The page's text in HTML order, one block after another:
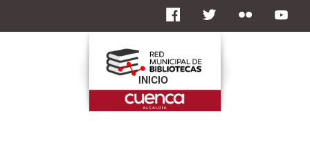
INICIO